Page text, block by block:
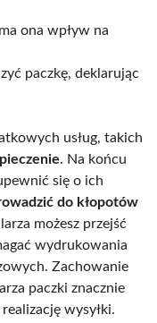
ona wpływ na
paczkę, deklarując
usług, takich
. Na końcu
się o ich
do kłopotów
możesz przejść
wydrukowania
Zachowanie
paczki znacznie
wysyłki.